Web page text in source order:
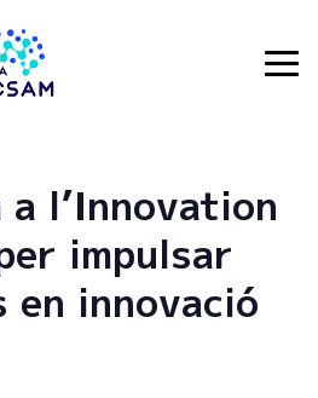
l’Innovation
impulsar
en innovació